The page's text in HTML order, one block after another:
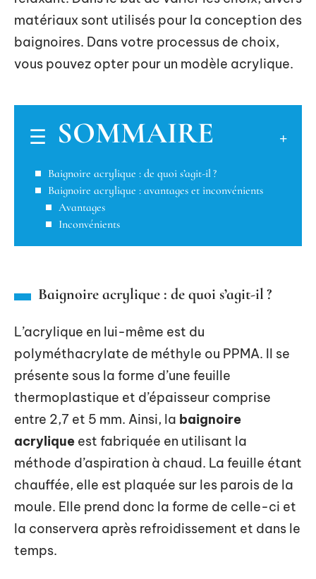
matériaux sont utilisés pour la conception des
baignoires. Dans votre processus de choix,
vous pouvez opter pour un modèle acrylique.
SOMMAIRE
Baignoire acrylique : de quoi s’agit-il ?
Baignoire acrylique : avantages et inconvénients
Avantages
Inconvénients
Baignoire acrylique : de quoi s’agit-il ?
L’acrylique en lui-même est du
polyméthacrylate de méthyle ou PPMA. Il se
présente sous la forme d’une feuille
thermoplastique et d’épaisseur comprise
entre 2,7 et 5 mm. Ainsi, la baignoire
acrylique est fabriquée en utilisant la
méthode d’aspiration à chaud. La feuille étant
chauffée, elle est plaquée sur les parois de la
moule. Elle prend donc la forme de celle-ci et
la conservera après refroidissement et dans le
temps.